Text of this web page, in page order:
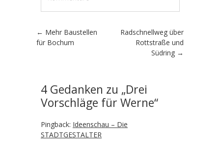
Artikel-Navigation
← Mehr Baustellen
für Bochum
Radschnellweg über
Rottstraße und
Südring →
4 Gedanken zu „Drei
Vorschläge für Werne“
Pingback: Ideenschau – Die
STADTGESTALTER